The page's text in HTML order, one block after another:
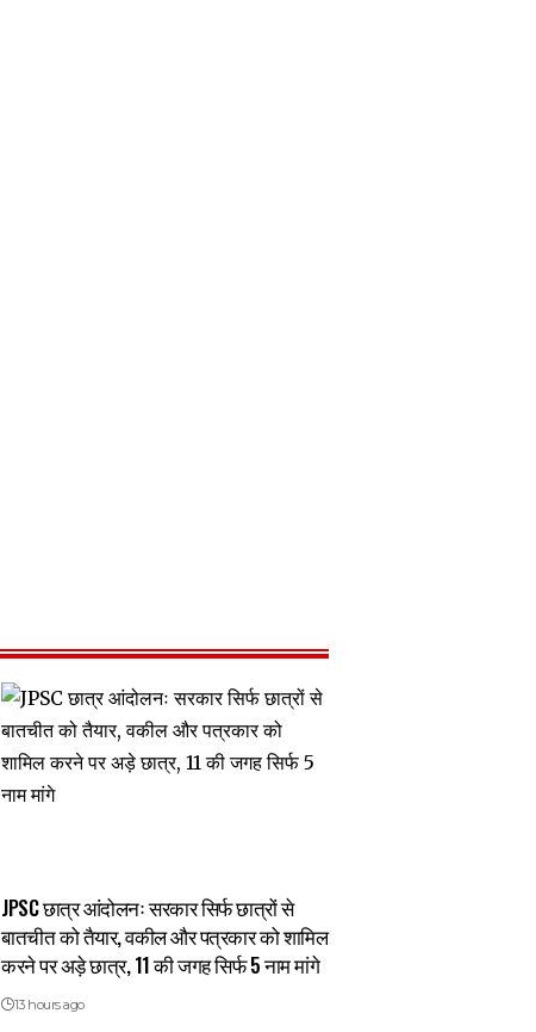
JPSC छात्र आंदोलनः सरकार सिर्फ छात्रों से
बातचीत को तैयार, वकील और पत्रकार को शामिल
करने पर अड़े छात्र, 11 की जगह सिर्फ 5 नाम मांगे
13 hours ago